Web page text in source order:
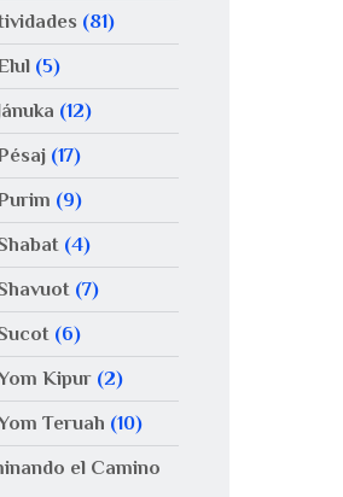
(81)
(5)
(12)
(17)
(9)
(4)
(7)
(6)
Kipur(2)
Teruah (10)
el Camino